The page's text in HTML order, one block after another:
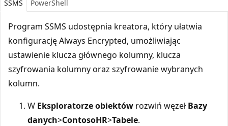
SSMS PowerShell
Program SSMS udostępnia kreatora, który ułatwia
konfigurację Always Encrypted, umożliwiając
ustawienie klucza głównego kolumny, klucza
szyfrowania kolumny oraz szyfrowanie wybranych
kolumn.
W Eksploratorze obiektów rozwiń węzeł Bazy
danych>ContosoHR>Tabele.